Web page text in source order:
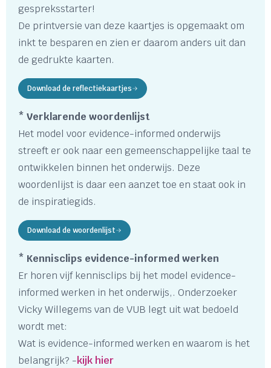
gespreksstarter!
De printversie van deze kaartjes is opgemaakt om
inkt te besparen en zien er daarom anders uit dan
de gedrukte kaarten.
Download de reflectiekaartjes
* Verklarende woordenlijst
Het model voor evidence-informed onderwijs
streeft er ook naar een gemeenschappelijke taal te
ontwikkelen binnen het onderwijs. Deze
woordenlijst is daar een aanzet toe en staat ook in
de inspiratiegids.
Download de woordenlijst
* Kennisclips evidence-informed werken
Er horen vijf kennisclips bij het model evidence-
informed werken in het onderwijs,. Onderzoeker
Vicky Willegems van de VUB legt uit wat bedoeld
wordt met:
Wat is evidence-informed werken en waarom is het
belangrijk? -kijk hier